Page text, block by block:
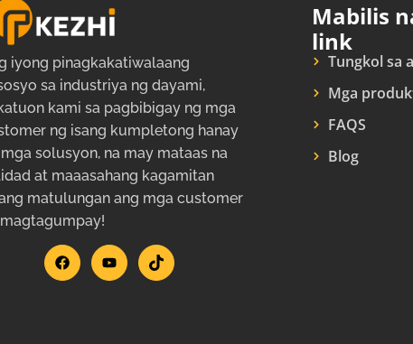
iyong pinagkakatiwalaang
sa industriya ng dayami,
kami sa pagbibigay ng mga
ng isang kumpletong hanay
solusyon, na may mataas na
at maaasahang kagamitan
matulungan ang mga customer
Mabilis
link
Tungkol sa
Mga
FAQS
Blog